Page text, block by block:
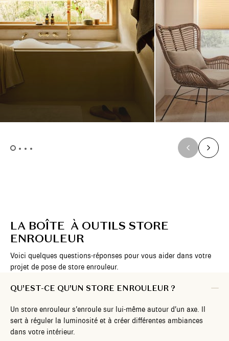
LA BOÎTE À OUTILS STORE
ENROULEUR
Voici quelques questions-réponses pour vous aider dans votre
projet de pose de store enrouleur.
QU’EST-CE QU’UN STORE ENROULEUR ?
Un store enrouleur s’enroule sur lui-même autour d’un axe. Il
sert à réguler la luminosité et à créer différentes ambiances
dans votre intérieur.